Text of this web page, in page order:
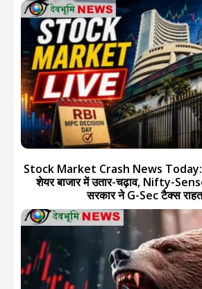
Stock Market Crash News
शेयर बाजार में उतार-चढ़ाव, Nifty-
सरकार ने G-Sec टैक्स